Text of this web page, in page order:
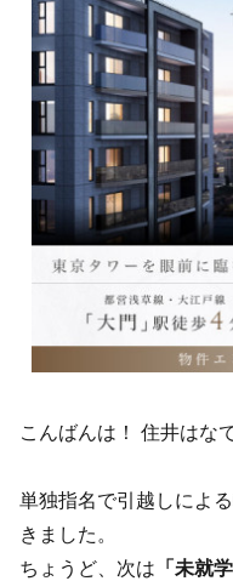
こんばんは！ 住井はな
単独指名で引越しによ
きました。
ちょうど、次は 「未就